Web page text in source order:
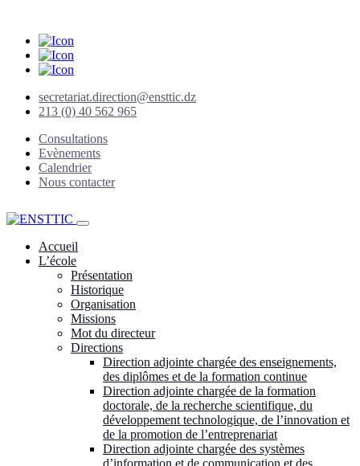
secretariat.direction@ensttic.dz
213 (0) 40 562 965
Consultations
Evènements
Calendrier
Nous contacter
Accueil
L’école
Présentation
Historique
Organisation
Missions
Mot du directeur
Directions
Direction adjointe chargée des enseignements,
des diplômes et de la formation continue
Direction adjointe chargée de la formation
doctorale, de la recherche scientifique, du
développement technologique, de l’innovation et
de la promotion de l’entreprenariat
Direction adjointe chargée des systèmes
d’information et de communication et des